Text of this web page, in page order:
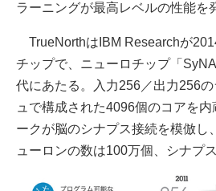
ラーニングが最高レベルの性能を
TrueNorthはIBM Researchが
チップで、ニューロチップ「
代にあたる。入力256／出力256
ュで構成された4096個のコアを
ークが脳のシナプス接続を模倣し
ューロンの数は100万個、シナプ